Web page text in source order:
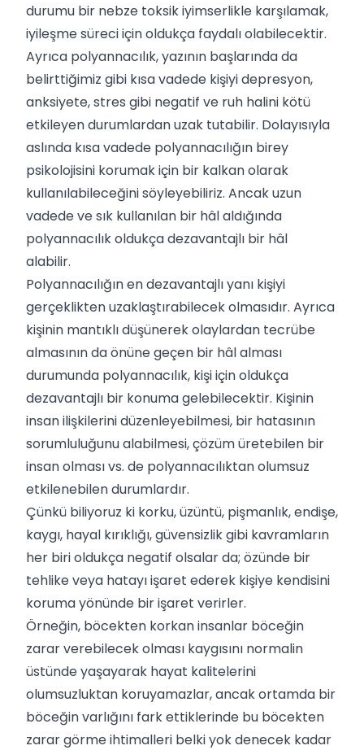
durumu bir nebze toksik iyimserlikle karşılamak,
iyileşme süreci için oldukça faydalı olabilecektir.
Ayrıca polyannacılık, yazının başlarında da
belirttiğimiz gibi kısa vadede kişiyi depresyon,
anksiyete, stres gibi negatif ve ruh halini kötü
etkileyen durumlardan uzak tutabilir. Dolayısıyla
aslında kısa vadede polyannacılığın birey
psikolojisini korumak için bir kalkan olarak
kullanılabileceğini söyleyebiliriz. Ancak uzun
vadede ve sık kullanılan bir hâl aldığında
polyannacılık oldukça dezavantajlı bir hâl
alabilir.
Polyannacılığın en dezavantajlı yanı kişiyi
gerçeklikten uzaklaştırabilecek olmasıdır. Ayrıca
kişinin mantıklı düşünerek olaylardan tecrübe
almasının da önüne geçen bir hâl alması
durumunda polyannacılık, kişi için oldukça
dezavantajlı bir konuma gelebilecektir. Kişinin
insan ilişkilerini düzenleyebilmesi, bir hatasının
sorumluluğunu alabilmesi, çözüm üretebilen bir
insan olması vs. de polyannacılıktan olumsuz
etkilenebilen durumlardır.
Çünkü biliyoruz ki korku, üzüntü, pişmanlık, endişe,
kaygı, hayal kırıklığı, güvensizlik gibi kavramların
her biri oldukça negatif olsalar da; özünde bir
tehlike veya hatayı işaret ederek kişiye kendisini
koruma yönünde bir işaret verirler.
Örneğin, böcekten korkan insanlar böceğin
zarar verebilecek olması kaygısını normalin
üstünde yaşayarak hayat kalitelerini
olumsuzluktan koruyamazlar, ancak ortamda bir
böceğin varlığını fark ettiklerinde bu böcekten
zarar görme ihtimalleri belki yok denecek kadar